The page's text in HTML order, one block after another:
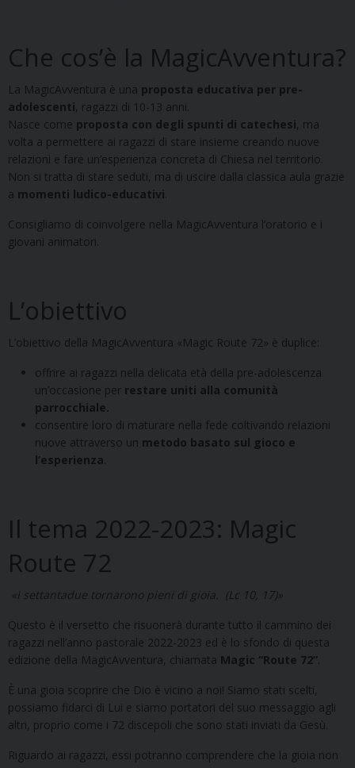
Che cos’è la MagicAvventura?
La MagicAvventura è una proposta educativa per pre-
adolescenti , ragazzi di 10-13 anni.
Nasce come proposta con degli spunti di catechesi , ma
volta a permettere ai ragazzi di stare insieme creando nuove
relazioni e fare un’esperienza concreta di Chiesa nel territorio.
Non si tratta di stare seduti, ma di uscire dalla classica aula grazie
a momenti ludico-educativi
Consigliamo di coinvolgere nella MagicAvventura l’oratorio e i
giovani animatori.
L’obiettivo
L’obiettivo della MagicAvventura «Magic Route 72» è duplice:
offrire ai ragazzi nella delicata età della pre-adolescenza
un’occasione per restare uniti alla comunità
parrocchiale.
consentire loro di maturare nella fede coltivando relazioni
nuove attraverso un metodo basato sul gioco e
l’esperienza
Il tema 2022-2023: Magic
Route 72
«I settantadue tornarono pieni di gioia. (Lc 10, 17)»
Questo è il versetto che risuonerà durante tutto il cammino dei
ragazzi nell’anno pastorale 2022-2023 ed è lo sfondo di questa
edizione della MagicAvventura, chiamata Magic “Route 72”
È una gioia scoprire che Dio è vicino a noi! Siamo stati scelti,
possiamo fidarci di Lui e siamo portatori del suo messaggio agli
altri, proprio come i 72 discepoli che sono stati inviati da Gesù.
Riguardo ai ragazzi, essi potranno comprendere che la gioia non